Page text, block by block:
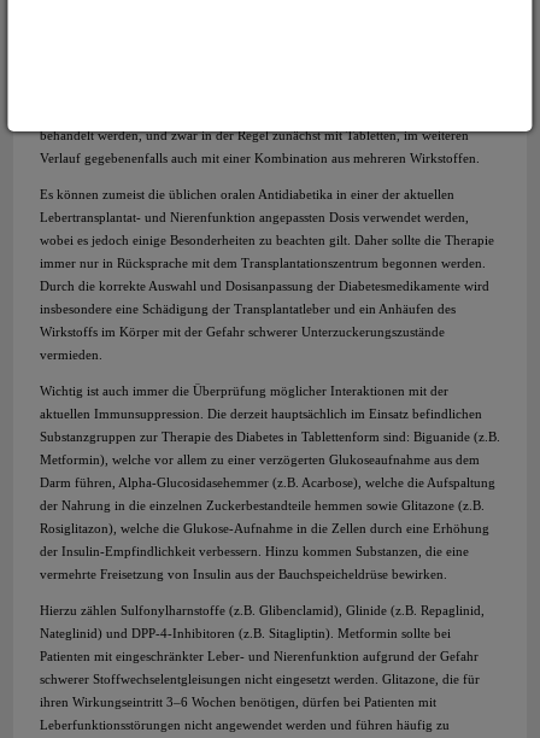
behandelt werden, und zwar in der Regel zunächst mit Tabletten, im weiteren
Verlauf gegebenenfalls auch mit einer Kombination aus mehreren Wirkstoffen.
Es können zumeist die üblichen oralen Antidiabetika in einer der aktuellen
Lebertransplantat- und Nierenfunktion angepassten Dosis verwendet werden,
wobei es jedoch einige Besonderheiten zu beachten gilt. Daher sollte die Therapie
immer nur in Rücksprache mit dem Transplantationszentrum begonnen werden.
Durch die korrekte Auswahl und Dosisanpassung der Diabetesmedikamente wird
insbesondere eine Schädigung der Transplantatleber und ein Anhäufen des
Wirkstoffs im Körper mit der Gefahr schwerer Unterzuckerungszustände
vermieden.
Wichtig ist auch immer die Überprüfung möglicher Interaktionen mit der
aktuellen Immunsuppression. Die derzeit hauptsächlich im Einsatz befindlichen
Substanzgruppen zur Therapie des Diabetes in Tablettenform sind: Biguanide (z.B.
Metformin), welche vor allem zu einer verzögerten Glukoseaufnahme aus dem
Darm führen, Alpha-Glucosidasehemmer (z.B. Acarbose), welche die Aufspaltung
der Nahrung in die einzelnen Zuckerbestandteile hemmen sowie Glitazone (z.B.
Rosiglitazon), welche die Glukose-Aufnahme in die Zellen durch eine Erhöhung
der Insulin-Empfindlichkeit verbessern. Hinzu kommen Substanzen, die eine
vermehrte Freisetzung von Insulin aus der Bauchspeicheldrüse bewirken.
Hierzu zählen Sulfonylharnstoffe (z.B. Glibenclamid), Glinide (z.B. Repaglinid,
Nateglinid) und DPP-4-Inhibitoren (z.B. Sitagliptin). Metformin sollte bei
Patienten mit eingeschränkter Leber- und Nierenfunktion aufgrund der Gefahr
schwerer Stoffwechselentgleisungen nicht eingesetzt werden. Glitazone, die für
ihren Wirkungseintritt 3–6 Wochen benötigen, dürfen bei Patienten mit
Leberfunktionsstörungen nicht angewendet werden und führen häufig zu